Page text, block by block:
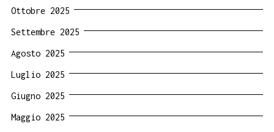
Ottobre 2025
Settembre 2025
Agosto 2025
Luglio 2025
Giugno 2025
Maggio 2025